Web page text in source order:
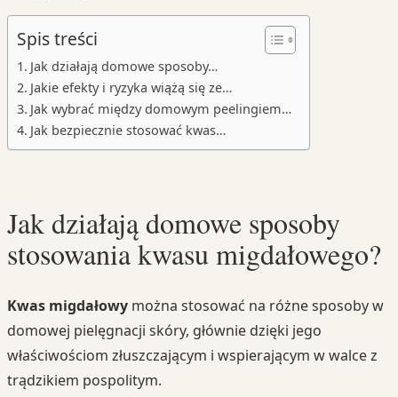
Spis treści
Jak działają domowe sposoby…
Jakie efekty i ryzyka wiążą się ze…
Jak wybrać między domowym peelingiem…
Jak bezpiecznie stosować kwas…
Jak działają domowe sposoby
stosowania kwasu migdałowego?
Kwas migdałowy można stosować na różne sposoby w
domowej pielęgnacji skóry, głównie dzięki jego
właściwościom złuszczającym i wspierającym w walce z
trądzikiem pospolitym.